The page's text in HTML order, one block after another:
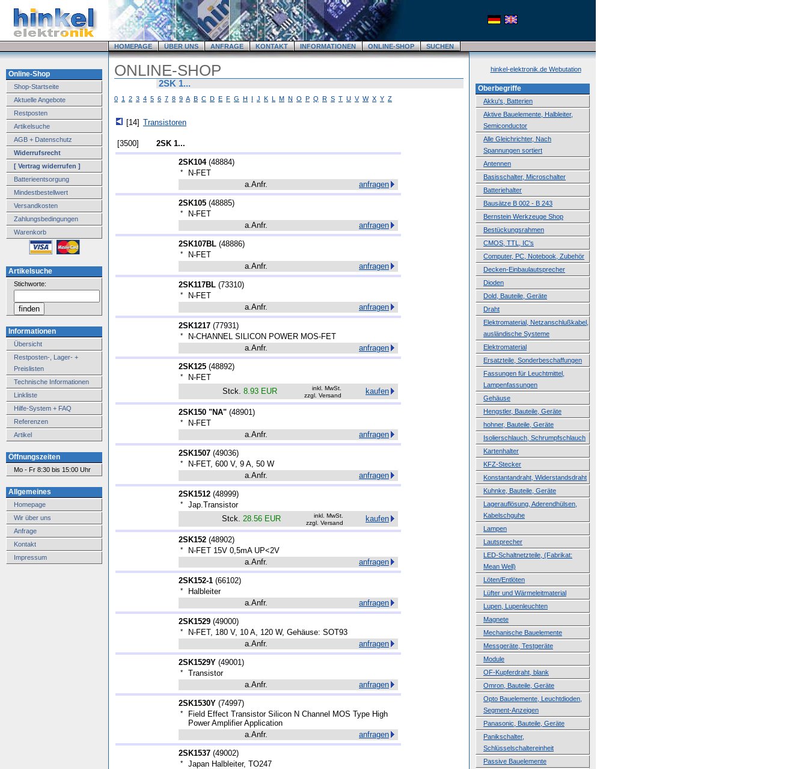
HOMEPAGE ÜBER UNS ANFRAGE KONTAKT INFORMATIONEN ONLINE-SHOP SUCHEN
Online-Shop
Shop-Startseite
Aktuelle Angebote
Restposten
Artikelsuche
AGB + Datenschutz
Widerrufsrecht
[ Vertrag widerrufen ]
Batterieentsorgung
Mindestbestellwert
Versandkosten
Zahlungsbedingungen
Warenkorb
Artikelsuche
Stichworte:
Informationen
Übersicht
Restposten-, Lager- +
Preislisten
Technische Informationen
Linkliste
Hilfe-System + FAQ
Referenzen
Artikel
Öffnungszeiten
Mo - Fr 8:30 bis 15:00 Uhr
Allgemeines
Homepage
Wir über uns
Anfrage
Kontakt
Impressum
ONLINE-SHOP
2SK 1...
0 1 2 3 4 5 6 7 8 9 A B C D E F G H I J K L M N O P Q R S T U V W X Y Z
[14] Transistoren
[3500] 2SK 1...
2SK104(48884)
*
N-FET
a.Anfr.
anfragen
2SK105 (48885)
*
N-FET
a.Anfr.
anfragen
2SK107BL (48886)
*
N-FET
a.Anfr.
anfragen
2SK117BL (73310)
*
N-FET
a.Anfr.
anfragen
2SK1217 (77931)
*
N-CHANNEL SILICON POWER MOS-FET
a.Anfr.
anfragen
2SK125 (48892)
*
N-FET
Stck. 8.93 EUR
inkl. MwSt.
zzgl. Versand
kaufen
2SK150 "NA" (48901)
*
N-FET
a.Anfr.
anfragen
2SK1507 (49036)
*
N-FET, 600 V, 9 A, 50 W
a.Anfr.
anfragen
2SK1512 (48999)
*
Jap.Transistor
Stck. 28.56 EUR
inkl. MwSt.
zzgl. Versand
kaufen
2SK152 (48902)
*
N-FET 15V 0,5mA UP<2V
a.Anfr.
anfragen
2SK152-1 (66102)
*
Halbleiter
a.Anfr.
anfragen
2SK1529 (49000)
*
N-FET, 180 V, 10 A, 120 W, Gehäuse: SOT93
a.Anfr.
anfragen
2SK1529Y (49001)
*
Transistor
a.Anfr.
anfragen
2SK1530Y (74997)
*
Field Effect Transistor Silicon N Channel MOS Type High
Power Amplifier Application
a.Anfr.
anfragen
2SK1537 (49002)
*
Japan Halbleiter, TO247
hinkel-elektronik.de Webutation
Oberbegriffe
Akku's, Batterien
Aktive Bauelemente, Halbleiter,
Semiconductor
Alle Gleichrichter, Nach
Spannungen sortiert
Antennen
Basisschalter, Microschalter
Batteriehalter
Bausätze B 002 - B 243
Bernstein Werkzeuge Shop
Bestückungsrahmen
CMOS, TTL, IC's
Computer, PC, Notebook, Zubehör
Decken-Einbaulautsprecher
Dioden
Dold, Bauteile, Geräte
Draht
Elektromaterial, Netzanschlußkabel,
ausländische Systeme
Elektromaterial
Ersatzteile, Sonderbeschaffungen
Fassungen für Leuchtmittel,
Lampenfassungen
Gehäuse
Hengstler, Bauteile, Geräte
hohner, Bauteile, Geräte
Isolierschlauch, Schrumpfschlauch
Kartenhalter
KFZ-Stecker
Konstantandraht, Widerstandsdraht
Kuhnke, Bauteile, Geräte
Lagerauflösung, Aderendhülsen,
Kabelschguhe
Lampen
Lautsprecher
LED-Schaltnetzteile, (Fabrikat:
Mean Well)
Löten/Entlöten
Lüfter und Wärmeleitmaterial
Lupen, Lupenleuchten
Magnete
Mechanische Bauelemente
Messgeräte, Testgeräte
Module
OF-Kupferdraht, blank
Omron, Bauteile, Geräte
Opto Bauelemente, Leuchtdioden,
Segment-Anzeigen
Panasonic, Bauteile, Geräte
Panikschalter,
Schlüsselschaltereinheit
Passive Bauelemente